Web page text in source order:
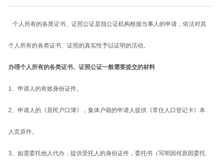
国信动态
收费标准
个人所有的各类证书、证照公证是指公证机构根据当事人的申请，依法对其
个人所有的各类证书、证照的真实性予以证明的活动。
办理个人所有的各类证书、证照公证一般需要提交的材料
1、申请人的有效身份证件。
2、申请人的《居民户口簿》，集体户籍的申请人提供《常住人口登记卡》本
人页原件。
3、如需委托他人代办，提供受托人的身份证件，委托书（写明因何原因委托